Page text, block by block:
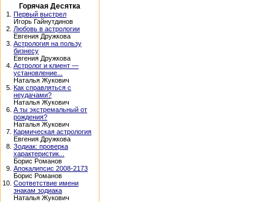
Горячая Десятка
1. Первый выстрел
Игорь Гайнутдинов
2. Любовь в астрологии
Евгения Дружкова
3. Астрология на пользу
бизнесу
Евгения Дружкова
4. Астролог и клиент —
установление...
Наталья Жукович
5. Как справляться с
неудачами?
Наталья Жукович
6. А ты экстремальный от
рождения?
Наталья Жукович
7. Кармическая астрология
Евгения Дружкова
8. Зодиак: проверка
характеристик...
Борис Романов
9. Апокалипсис 2008-2173
Борис Романов
10. Соответствие имени
знакам зодиака
Наталья Жукович